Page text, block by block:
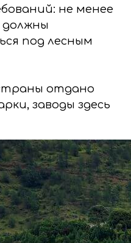
не менее
под лесным
отдано
заводы здесь